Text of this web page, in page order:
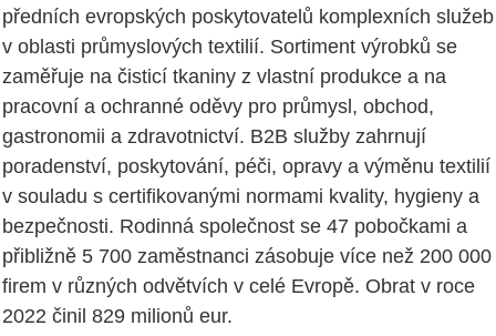
předních evropských poskytovatelů komplexních služeb
v oblasti průmyslových textilií. Sortiment výrobků se
zaměřuje na čisticí tkaniny z vlastní produkce a na
pracovní a ochranné oděvy pro průmysl, obchod,
gastronomii a zdravotnictví. B2B služby zahrnují
poradenství, poskytování, péči, opravy a výměnu textilií
v souladu s certifikovanými normami kvality, hygieny a
bezpečnosti. Rodinná společnost se 47 pobočkami a
přibližně 5 700 zaměstnanci zásobuje více než 200 000
firem v různých odvětvích v celé Evropě. Obrat v roce
2022 činil 829 milionů eur.